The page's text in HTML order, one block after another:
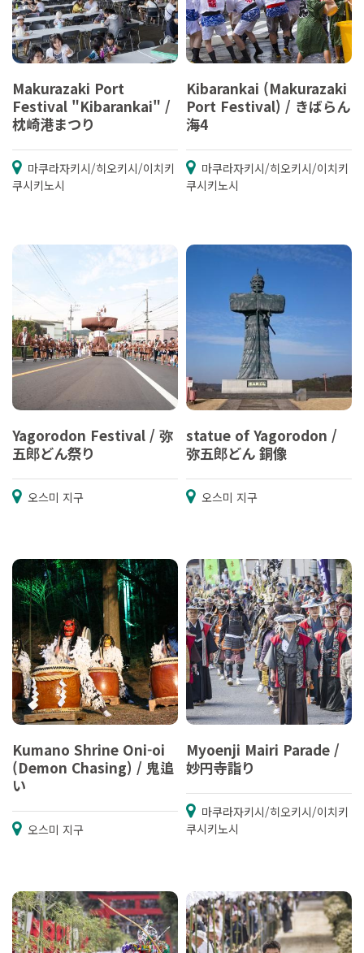
Makurazaki Port
Festival "Kibarankai" /
枕崎港まつり
마쿠라자키시/히오키시/이치키
쿠시키노시
Kibarankai (Makurazaki
Port Festival) / きばらん
海4
마쿠라자키시/히오키시/이치키
쿠시키노시
Yagorodon Festival / 弥
五郎どん祭り
오스미 지구
statue of Yagorodon /
弥五郎どん 銅像
오스미 지구
Kumano Shrine Oni-oi
(Demon Chasing) / 鬼追
い
오스미 지구
Myoenji Mairi Parade /
妙円寺詣り
마쿠라자키시/히오키시/이치키
쿠시키노시